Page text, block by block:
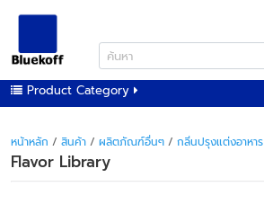
Product Category
หน้าหลัก / สินค้า / ผลิตภัณฑ์อื่นๆ / กลิ่นปรุงแต่งอาหาร
Flavor Library